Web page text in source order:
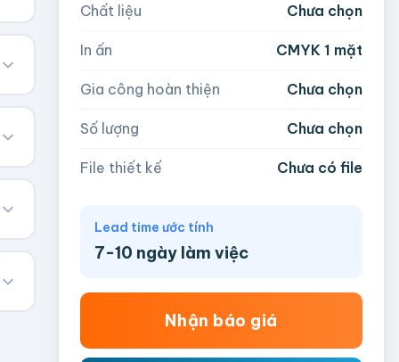
Chất liệu Chưa chọn
In ấn CMYK 1 mặt
Gia công hoàn thiện Chưa chọn
Số lượng Chưa chọn
File thiết kế Chưa có file
Lead time ước tính
7-10 ngày làm việc
Nhận báo giá